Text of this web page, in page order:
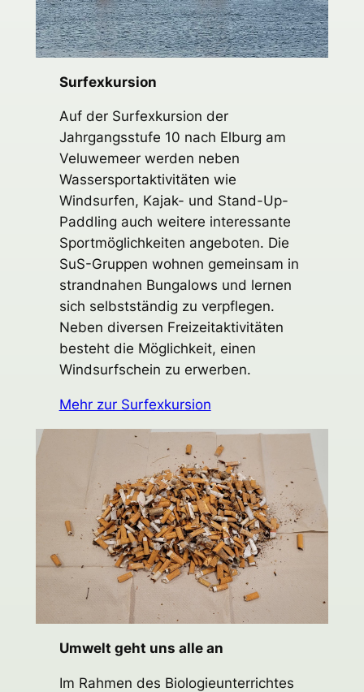
Surfexkursion
Auf der Surfexkursion der
Jahrgangsstufe 10 nach Elburg am
Veluwemeer werden neben
Wassersportaktivitäten wie
Windsurfen, Kajak- und Stand-Up-
Paddling auch weitere interessante
Sportmöglichkeiten angeboten. Die
SuS-Gruppen wohnen gemeinsam in
strandnahen Bungalows und lernen
sich selbstständig zu verpflegen.
Neben diversen Freizeitaktivitäten
besteht die Möglichkeit, einen
Windsurfschein zu erwerben.
Mehr zur Surfexkursion
Umwelt geht uns alle an
Im Rahmen des Biologieunterrichtes